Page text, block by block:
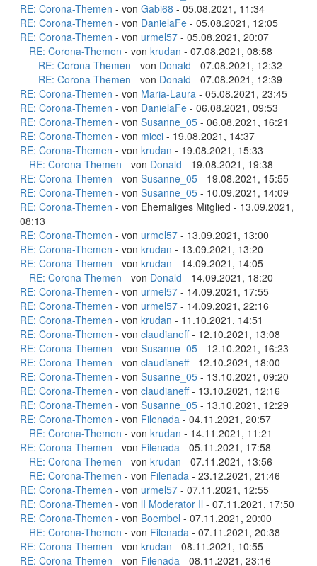
RE: Corona-Themen - von Gabi68 - 05.08.2021, 11:34
RE: Corona-Themen - von DanielaFe - 05.08.2021, 12:05
RE: Corona-Themen - von urmel57 - 05.08.2021, 20:07
RE: Corona-Themen - von krudan - 07.08.2021, 08:58
RE: Corona-Themen - von Donald - 07.08.2021, 12:32
RE: Corona-Themen - von Donald - 07.08.2021, 12:39
RE: Corona-Themen - von Maria-Laura - 05.08.2021, 23:45
RE: Corona-Themen - von DanielaFe - 06.08.2021, 09:53
RE: Corona-Themen - von Susanne_05 - 06.08.2021, 16:21
RE: Corona-Themen - von micci - 19.08.2021, 14:37
RE: Corona-Themen - von krudan - 19.08.2021, 15:33
RE: Corona-Themen - von Donald - 19.08.2021, 19:38
RE: Corona-Themen - von Susanne_05 - 19.08.2021, 15:55
RE: Corona-Themen - von Susanne_05 - 10.09.2021, 14:09
RE: Corona-Themen - von Ehemaliges Mitglied - 13.09.2021,
08:13
RE: Corona-Themen - von urmel57 - 13.09.2021, 13:00
RE: Corona-Themen - von krudan - 13.09.2021, 13:20
RE: Corona-Themen - von krudan - 14.09.2021, 14:05
RE: Corona-Themen - von Donald - 14.09.2021, 18:20
RE: Corona-Themen - von urmel57 - 14.09.2021, 17:55
RE: Corona-Themen - von urmel57 - 14.09.2021, 22:16
RE: Corona-Themen - von krudan - 11.10.2021, 14:51
RE: Corona-Themen - von claudianeff- 12.10.2021, 13:08
RE: Corona-Themen - von Susanne_05 - 12.10.2021, 16:23
RE: Corona-Themen - von claudianeff- 12.10.2021, 18:00
RE: Corona-Themen - von Susanne_05 - 13.10.2021, 09:20
RE: Corona-Themen - von claudianeff- 13.10.2021, 12:16
RE: Corona-Themen - von Susanne_05 - 13.10.2021, 12:29
RE: Corona-Themen - von Filenada - 04.11.2021, 20:57
RE: Corona-Themen - von krudan - 14.11.2021, 11:21
RE: Corona-Themen - von Filenada - 05.11.2021, 17:58
RE: Corona-Themen - von krudan - 07.11.2021, 13:56
RE: Corona-Themen - von Filenada - 23.12.2021, 21:46
RE: Corona-Themen - von urmel57 - 07.11.2021, 12:55
RE: Corona-Themen - von lI Moderator Il - 07.11.2021, 17:50
RE: Corona-Themen - von Boembel - 07.11.2021, 20:00
RE: Corona-Themen - von Filenada - 07.11.2021, 20:38
RE: Corona-Themen - von krudan - 08.11.2021, 10:55
RE: Corona-Themen - von Filenada - 08.11.2021, 23:16